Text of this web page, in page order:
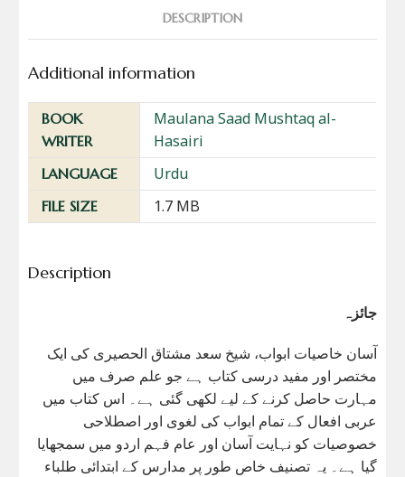
DESCRIPTION
Additional information
BOOK
WRITER
Maulana Saad Mushtaq al-
Hasairi
LANGUAGE Urdu
FILE SIZE 1.7 MB
Description
جائزہ
آسان خاصیات ابواب، شیخ سعد مشتاق الحصیری کی ایک
مختصر اور مفید درسی کتاب ہے جو علم صرف میں
مہارت حاصل کرنے کے لیے لکھی گئی ہے۔ اس کتاب میں
عربی افعال کے تمام ابواب کی لغوی اور اصطلاحی
خصوصیات کو نہایت آسان اور عام فہم اردو میں سمجھایا
گیا ہے۔ یہ تصنیف خاص طور پر مدارس کے ابتدائی طلباء